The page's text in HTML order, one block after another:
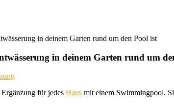
in deinem Garten rund um den Pool ist
in deinem Garten rund um
für jedes Haus mit einem Swimmingpool.